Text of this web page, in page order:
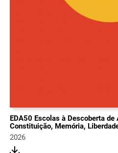
EDA50 Escolas à Descoberta
Constituição, Memória,
2026